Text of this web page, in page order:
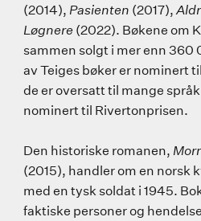
(2014), Pasienten (2017),
Løgnere (2022). Bøkene om
sammen solgt i mer enn 360
av Teiges bøker er nominert
de er oversatt til mange
nominert til Rivertonprisen.
Den historiske romanen,
(2015), handler om en norsk
med en tysk soldat i 1945.
faktiske personer og